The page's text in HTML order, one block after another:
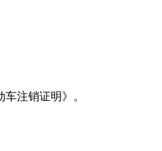
注销证明》。